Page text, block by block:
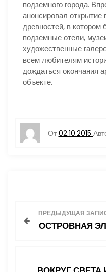
подземного города.
анонсировал открытие
древностей, в
подземные отели,
художественные
всем любителям
дождаться окончания
объекте.
От 02.10.2015
ПРЕДЫДУЩАЯ
ОСТРОВНАЯ